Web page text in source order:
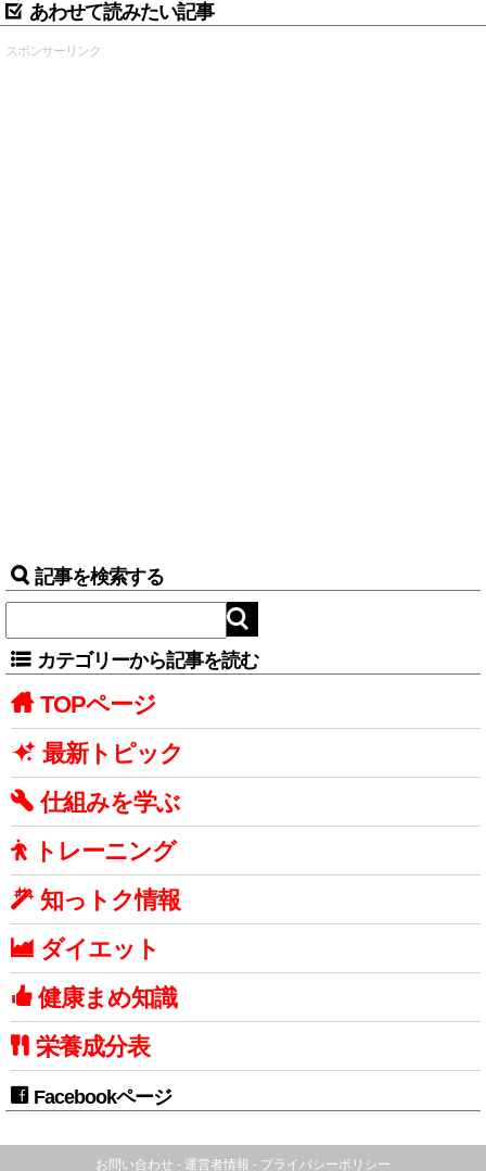
あわせて読みたい記事
スポンサーリンク
記事を検索する
カテゴリーから記事を読む
TOPページ
最新トピック
仕組みを学ぶ
トレーニング
知っトク情報
ダイエット
健康まめ知識
栄養成分表
Facebookページ
お問い合わせ - 運営者情報 - プライバシーポリシー